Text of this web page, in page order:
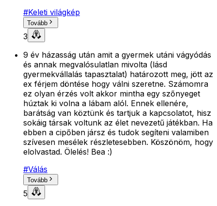
#Keleti világkép
Tovább
3
9 év házasság után amit a gyermek utáni vágyódás
és annak megvalósulatlan mivolta (lásd
gyermekvállalás tapasztalat) határozott meg, jött az
ex férjem döntése hogy válni szeretne. Számomra
ez olyan érzés volt akkor mintha egy szőnyeget
húztak ki volna a lábam alól. Ennek ellenére,
barátság van köztünk és tartjuk a kapcsolatot, hisz
sokáig társak voltunk az élet nevezetű játékban. Ha
ebben a cipőben jársz és tudok segíteni valamiben
szívesen mesélek részletesebben. Köszönöm, hogy
elolvastad. Ölelés! Bea :)
#Válás
Tovább
5